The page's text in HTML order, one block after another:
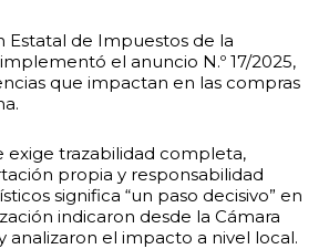
Estatal de Impuestos de la
el anuncio N.º 17/2025,
que impactan en las compras
exige trazabilidad completa,
propia y responsabilidad
significa “un paso decisivo” en
indicaron desde la Cámara
analizaron el impacto a nivel local.